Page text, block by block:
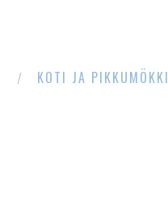
KOTI JA PIKKUMÖKKI